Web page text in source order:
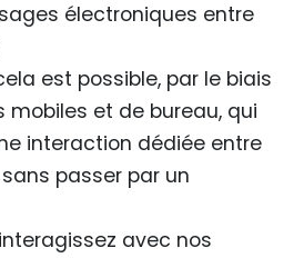
électroniques entre
est possible, par le biais
mobiles et de bureau, qui
interaction dédiée entre
passer par un
avec nos